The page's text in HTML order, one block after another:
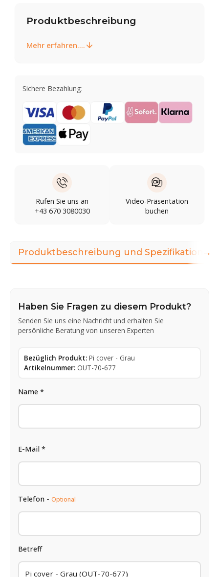
Produktbeschreibung
Mehr erfahren....
Sichere Bezahlung:
Rufen Sie uns an
+43 670 3080030
Video-Präsentation
buchen
Produktbeschreibung und Spezifikationen
Haben Sie Fragen zu diesem Produkt?
Senden Sie uns eine Nachricht und erhalten Sie
persönliche Beratung von unseren Experten
Bezüglich Produkt: Pi cover - Grau
Artikelnummer: OUT-70-677
Name *
E-Mail *
Telefon - Optional
Betreff
→